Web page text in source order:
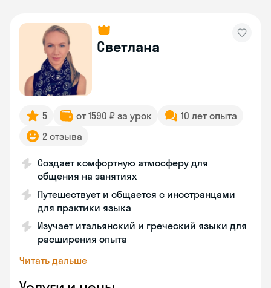
Светлана
5 от 1590 ₽ за урок
10 лет опыта
2 отзыва
Создает комфортную атмосферу для
общения на занятиях
Путешествует и общается с иностранцами
для практики языка
Изучает итальянский и греческий языки для
расширения опыта
Читать дальше